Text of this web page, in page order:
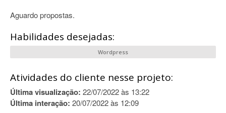
Aguardo propostas.
Habilidades desejadas:
Wordpress
Atividades do cliente nesse projeto:
Última visualização: 22/07/2022 às 13:22
Última interação: 20/07/2022 às 12:09